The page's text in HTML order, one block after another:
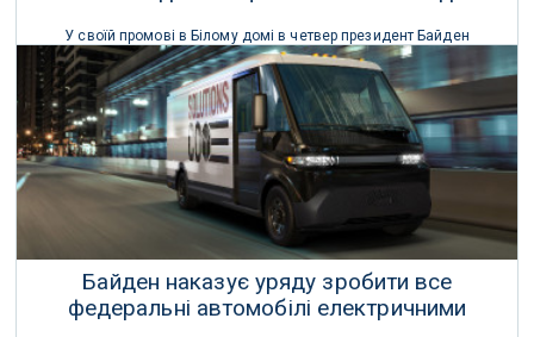
У своїй промові в Білому домі в четвер президент Байден
зазначив, що США зараз розподіляють в середньому 2,5 мільйона
щеплень на день.
20 Березня 2021 р.
Байден наказує уряду зробити все
федеральні автомобілі електричними